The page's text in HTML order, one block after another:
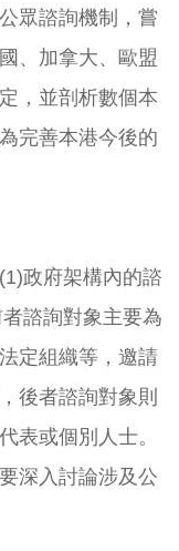
眾諮詢機制，嘗
、加拿大、歐盟
，並剖析數個本
完善本港今後的
政府架構內的諮
諮詢對象主要為
定組織等，邀請
後者諮詢對象則
表或個別人士。
深入討論涉及公